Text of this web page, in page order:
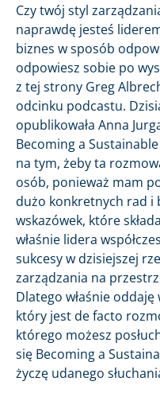
Czy twój styl
naprawdę jesteś
biznes w sposób
odpowiesz sobie po
z tej strony Greg
odcinku podcastu.
opublikowała Anna
Becoming a
na tym, żeby ta
osób, ponieważ mam
dużo konkretnych rad i
wskazówek, które
właśnie lidera
sukcesy w dzisiejszej
zarządzania na
Dlatego właśnie
który jest de facto
którego możesz
się Becoming a
życzę udanego